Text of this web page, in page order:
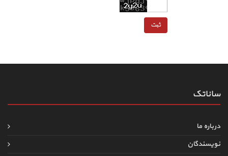
ساناتک
درباره ما
نویسندگان